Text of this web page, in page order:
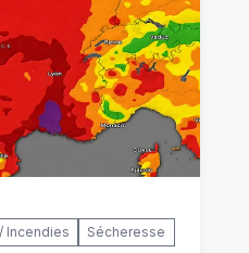
Incendies
Sécheresse